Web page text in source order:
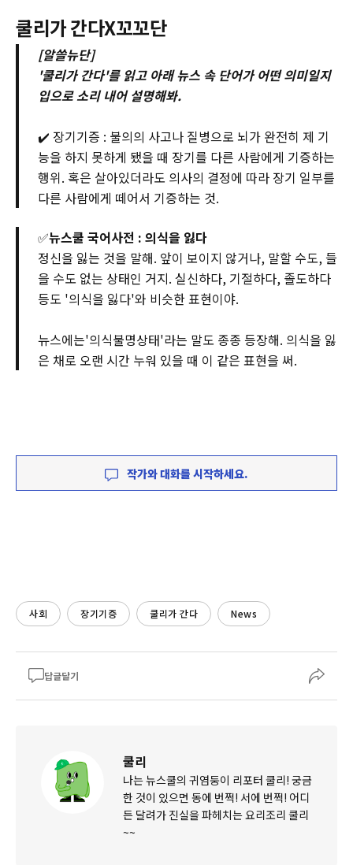
쿨리가 간다X꼬꼬단
[알쓸뉴단]
'쿨리가 간다'를 읽고 아래 뉴스 속 단어가 어떤 의미일지
입으로 소리 내어 설명해봐.
✔️ 장기기증 : 불의의 사고나 질병으로 뇌가 완전히 제 기
능을 하지 못하게 됐을 때 장기를 다른 사람에게 기증하는
행위. 혹은 살아있더라도 의사의 결정에 따라 장기 일부를
다른 사람에게 떼어서 기증하는 것.
✅뉴스쿨 국어사전 : 의식을 잃다
정신을 잃는 것을 말해. 앞이 보이지 않거나, 말할 수도, 들
을 수도 없는 상태인 거지. 실신하다, 기절하다, 졸도하다
등도 '의식을 잃다'와 비슷한 표현이야.
뉴스에는'의식불명상태'라는 말도 종종 등장해. 의식을 잃
은 채로 오랜 시간 누워 있을 때 이 같은 표현을 써.
작가와 대화를 시작하세요.
사회 장기기증 쿨리가 간다 News
답글달기
쿨리
나는 뉴스쿨의 귀염둥이 리포터 쿨리! 궁금
한 것이 있으면 동에 번쩍! 서에 번쩍! 어디
든 달려가 진실을 파헤치는 요리조리 쿨리
~~